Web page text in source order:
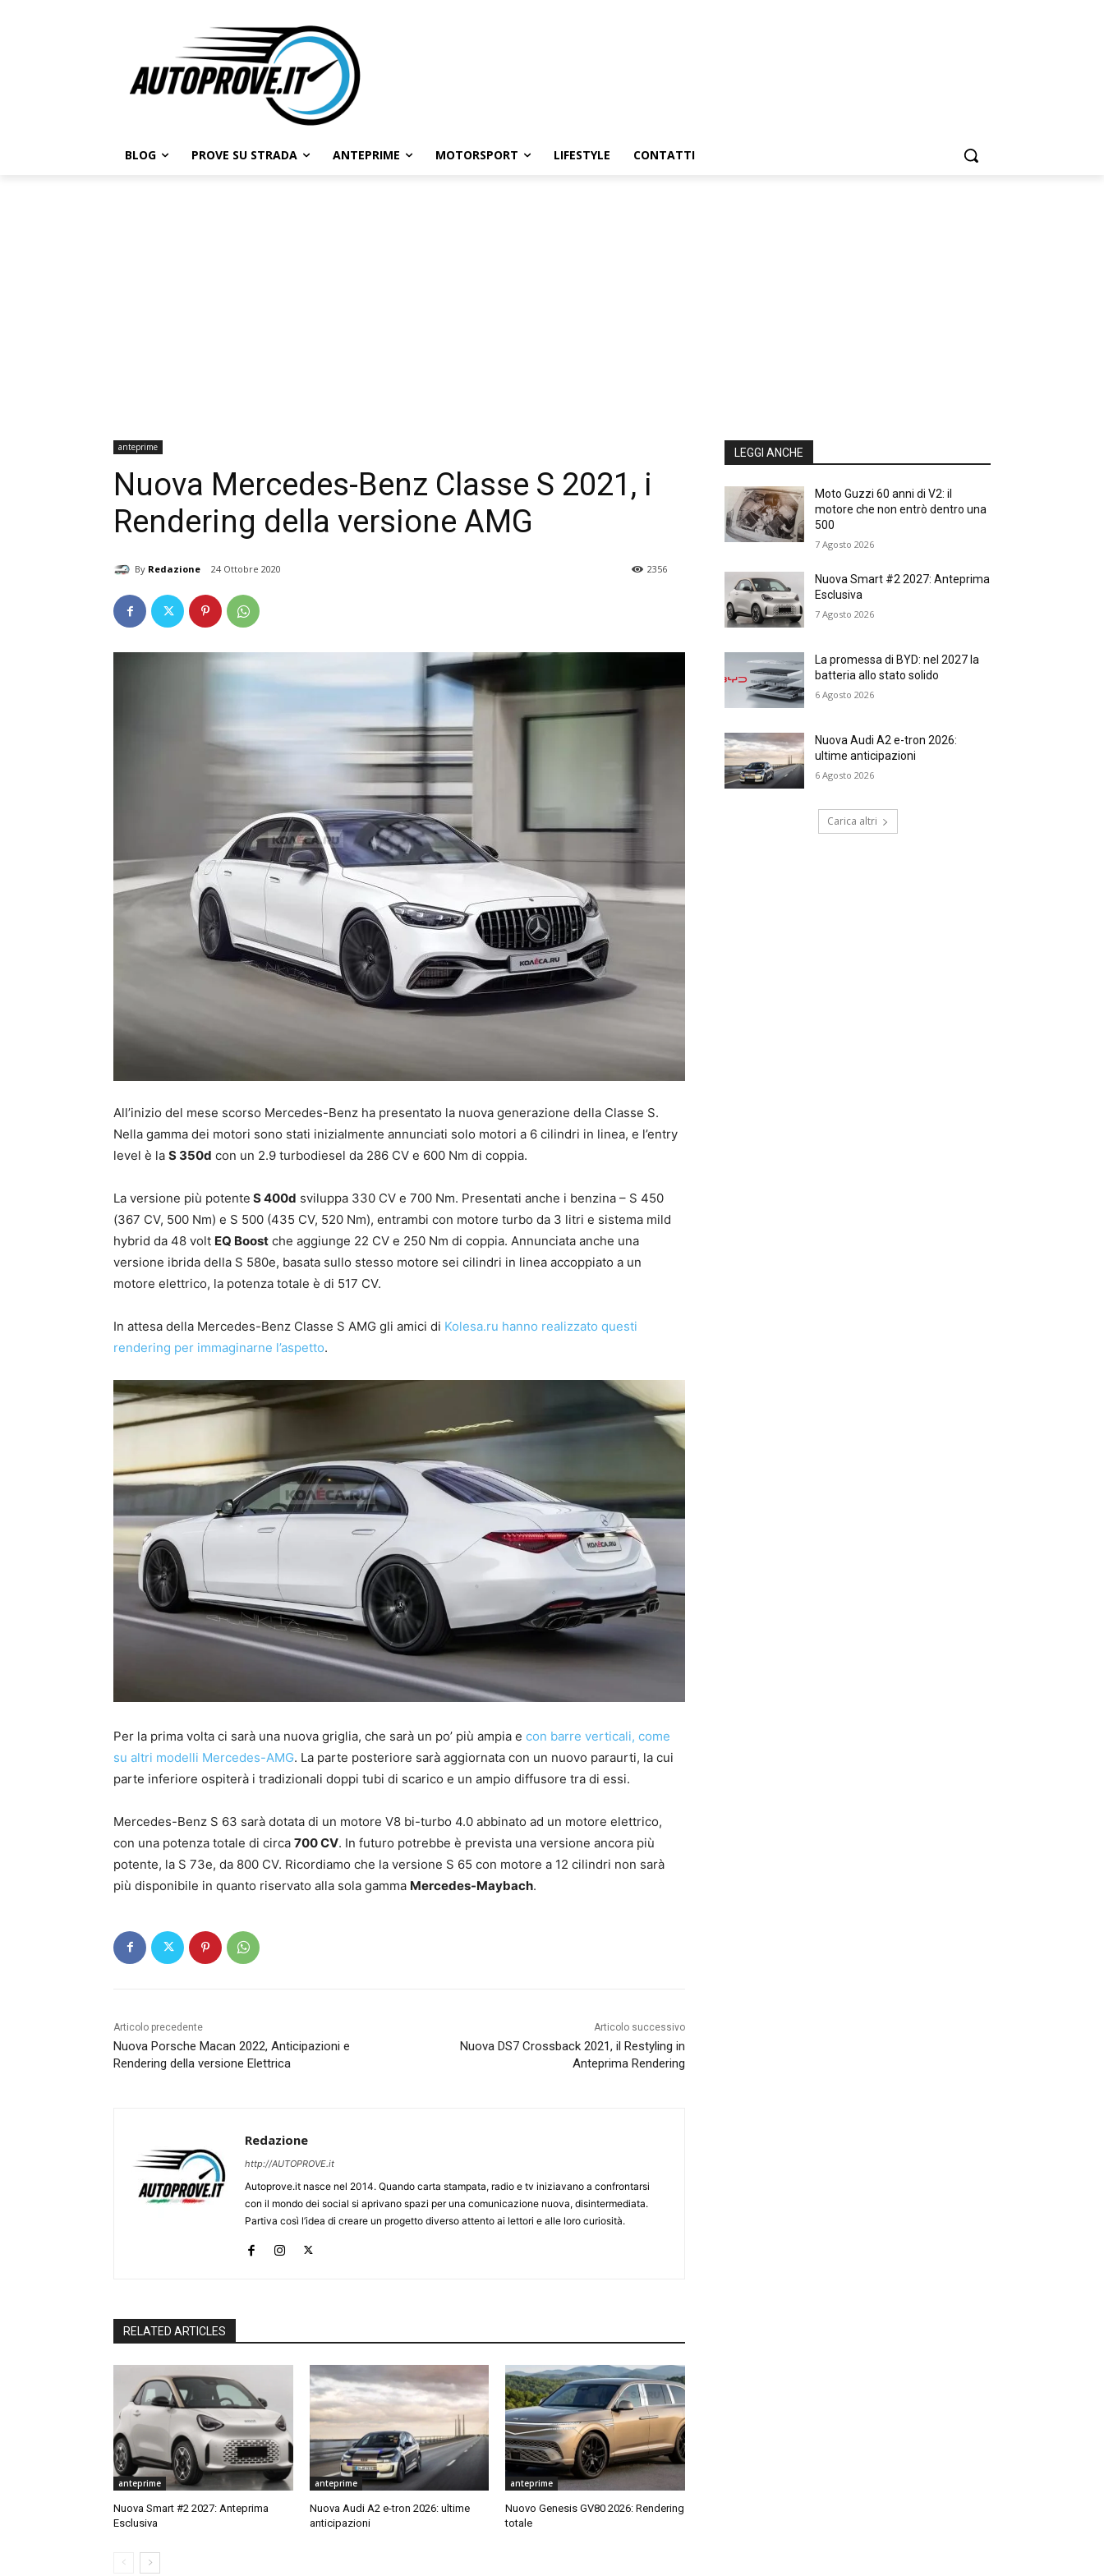
BLOG PROVE SU STRADA ANTEPRIME MOTORSPORT LIFESTYLE CONTATTI
anteprime
Nuova Mercedes-Benz Classe S 2021, i
Rendering della versione AMG
By Redazione 24 Ottobre 2020 2356
All’inizio del mese scorso Mercedes-Benz ha presentato la nuova generazione della Classe S.
Nella gamma dei motori sono stati inizialmente annunciati solo motori a 6 cilindri in linea, e l’entry
level è la S 350d con un 2.9 turbodiesel da 286 CV e 600 Nm di coppia.
La versione più potente S 400d sviluppa 330 CV e 700 Nm. Presentati anche i benzina – S 450
(367 CV, 500 Nm) e S 500 (435 CV, 520 Nm), entrambi con motore turbo da 3 litri e sistema mild
hybrid da 48 volt EQ Boost che aggiunge 22 CV e 250 Nm di coppia. Annunciata anche una
versione ibrida della S 580e, basata sullo stesso motore sei cilindri in linea accoppiato a un
motore elettrico, la potenza totale è di 517 CV.
In attesa della Mercedes-Benz Classe S AMG gli amici di Kolesa.ru hanno realizzato questi
rendering per immaginarne l’aspetto.
Per la prima volta ci sarà una nuova griglia, che sarà un po’ più ampia e con barre verticali, come
su altri modelli Mercedes-AMG. La parte posteriore sarà aggiornata con un nuovo paraurti, la cui
parte inferiore ospiterà i tradizionali doppi tubi di scarico e un ampio diffusore tra di essi.
Mercedes-Benz S 63 sarà dotata di un motore V8 bi-turbo 4.0 abbinato ad un motore elettrico,
con una potenza totale di circa 700 CV. In futuro potrebbe è prevista una versione ancora più
potente, la S 73e, da 800 CV. Ricordiamo che la versione S 65 con motore a 12 cilindri non sarà
più disponibile in quanto riservato alla sola gamma Mercedes-Maybach.
Articolo precedente
Nuova Porsche Macan 2022, Anticipazioni e
Rendering della versione Elettrica
Articolo successivo
Nuova DS7 Crossback 2021, il Restyling in
Anteprima Rendering
Redazione
http://AUTOPROVE.it
Autoprove.it nasce nel 2014. Quando carta stampata, radio e tv iniziavano a confrontarsi
con il mondo dei social si aprivano spazi per una comunicazione nuova, disintermediata.
Partiva così l’idea di creare un progetto diverso attento ai lettori e alle loro curiosità.
RELATED ARTICLES
anteprime
Nuova Smart #2 2027: Anteprima
Esclusiva
anteprime
Nuova Audi A2 e-tron 2026: ultime
anticipazioni
anteprime
Nuovo Genesis GV80 2026: Rendering
totale
LEGGI ANCHE
Moto Guzzi 60 anni di V2: il
motore che non entrò dentro una
500
7 Agosto 2026
Nuova Smart #2 2027: Anteprima
Esclusiva
7 Agosto 2026
La promessa di BYD: nel 2027 la
batteria allo stato solido
6 Agosto 2026
Nuova Audi A2 e-tron 2026:
ultime anticipazioni
6 Agosto 2026
Carica altri